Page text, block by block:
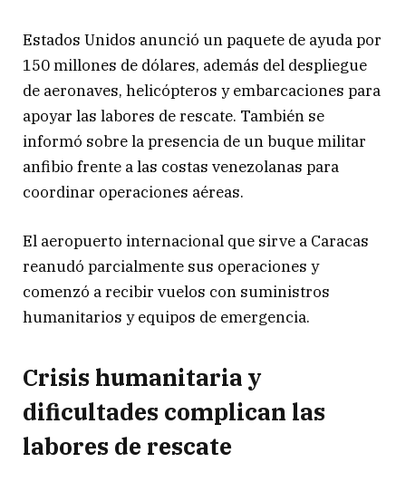
Estados Unidos anunció un paquete de ayuda por
150 millones de dólares, además del despliegue
de aeronaves, helicópteros y embarcaciones para
apoyar las labores de rescate. También se
informó sobre la presencia de un buque militar
anfibio frente a las costas venezolanas para
coordinar operaciones aéreas.
El aeropuerto internacional que sirve a Caracas
reanudó parcialmente sus operaciones y
comenzó a recibir vuelos con suministros
humanitarios y equipos de emergencia.
Crisis humanitaria y
dificultades complican las
labores de rescate